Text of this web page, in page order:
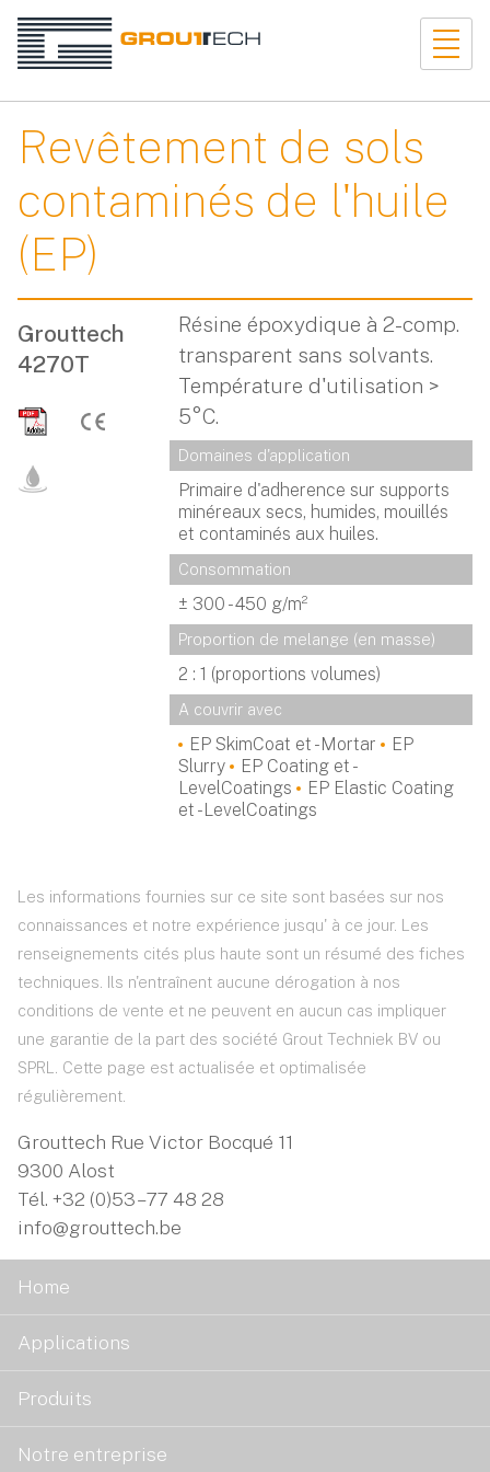
Revêtement de sols
contaminés de l'huile
(EP)
Grouttech
4270T
Résine époxydique à 2-comp.
transparent sans solvants.
Température d'utilisation >
5°C.
Domaines d'application
Primaire d'adherence sur supports
minéreaux secs, humides, mouillés
et contaminés aux huiles.
Consommation
± 300 - 450 g/m²
Proportion de melange (en masse)
2 : 1 (proportions volumes)
A couvrir avec
EP SkimCoat et -Mortar
EP
Slurry
EP Coating et -
LevelCoatings
EP Elastic Coating
et -LevelCoatings
Les informations fournies sur ce site sont basées sur nos
connaissances et notre expérience jusqu' à ce jour. Les
renseignements cités plus haute sont un résumé des fiches
techniques. Ils n'entraînent aucune dérogation à nos
conditions de vente et ne peuvent en aucun cas impliquer
une garantie de la part des société Grout Techniek BV ou
SPRL. Cette page est actualisée et optimalisée
régulièrement.
Grouttech Rue Victor Bocqué 11
9300 Alost
Tél. +32 (0)53 – 77 48 28
info@grouttech.be
Home
Applications
Produits
Notre entreprise